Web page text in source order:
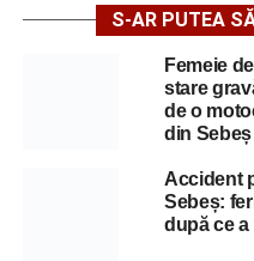
S-AR PUTEA
Femeie
stare
de o
din Sebeș
Accident
Sebeș:
după ce